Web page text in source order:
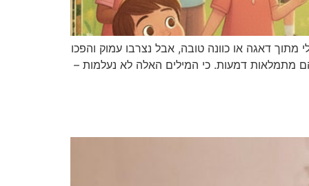
דאגה או כוונה טובה, אבל נצרבו עמוק והפכו
מתמלאות דמעות. כי המילים האלה לא נעלמות –